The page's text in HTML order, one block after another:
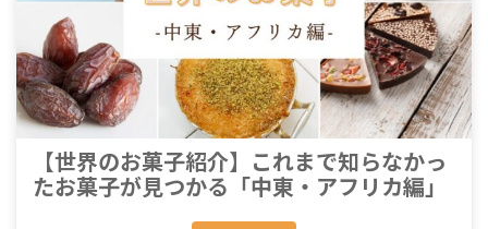
【世界のお菓子紹介】これまで知らなかっ
たお菓子が見つかる「中東・アフリカ編」